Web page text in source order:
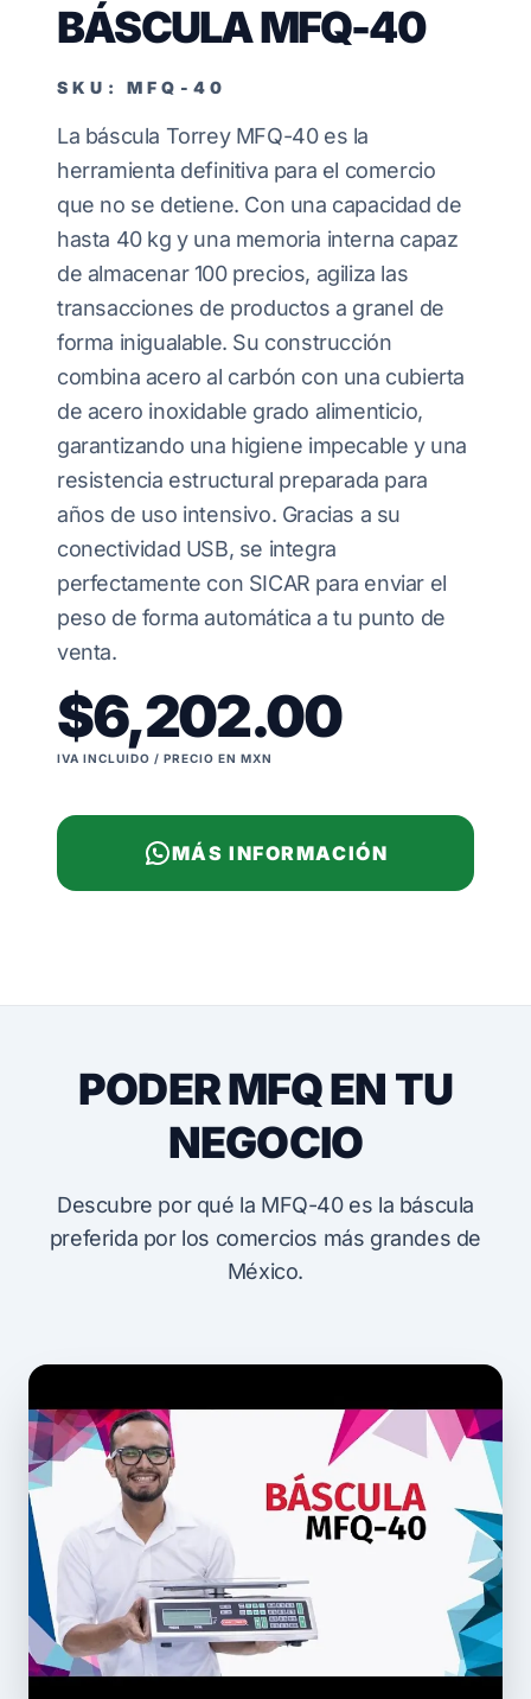
BÁSCULA MFQ-40
SKU: MFQ-40
La báscula Torrey MFQ-40 es la
herramienta definitiva para el comercio
que no se detiene. Con una capacidad de
hasta 40 kg y una memoria interna capaz
de almacenar 100 precios, agiliza las
transacciones de productos a granel de
forma inigualable. Su construcción
combina acero al carbón con una cubierta
de acero inoxidable grado alimenticio,
garantizando una higiene impecable y una
resistencia estructural preparada para
años de uso intensivo. Gracias a su
conectividad USB, se integra
perfectamente con SICAR para enviar el
peso de forma automática a tu punto de
venta.
$6,202.00
IVA INCLUIDO / PRECIO EN MXN
MÁS INFORMACIÓN
PODER MFQ EN TU
NEGOCIO
Descubre por qué la MFQ-40 es la báscula
preferida por los comercios más grandes de
México.